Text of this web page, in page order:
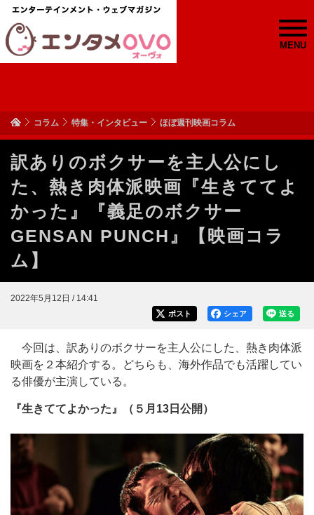
MENU
コラム 特集・インタビュー ほぼ週刊映画コラム
訳ありのボクサーを主人公にし
た、熱き肉体派映画『生きててよ
かった』『義足のボクサー
GENSAN PUNCH』【映画コラ
ム】
2022年5月12日 / 14:41
送る
シェア
ポスト
今回は、訳ありのボクサーを主人公にした、熱き肉体派
映画を２本紹介する。どちらも、海外作品でも活躍してい
る俳優が主演している。
『生きててよかった』（５月13日公開）